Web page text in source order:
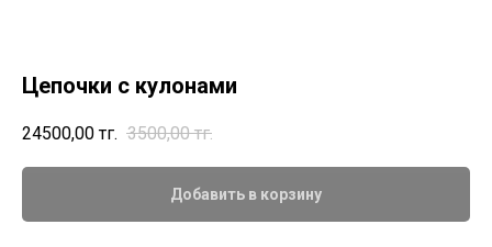
Цепочки с кулонами
24500,00 тңг. 3500,00 тңг.
Добавить в корзину